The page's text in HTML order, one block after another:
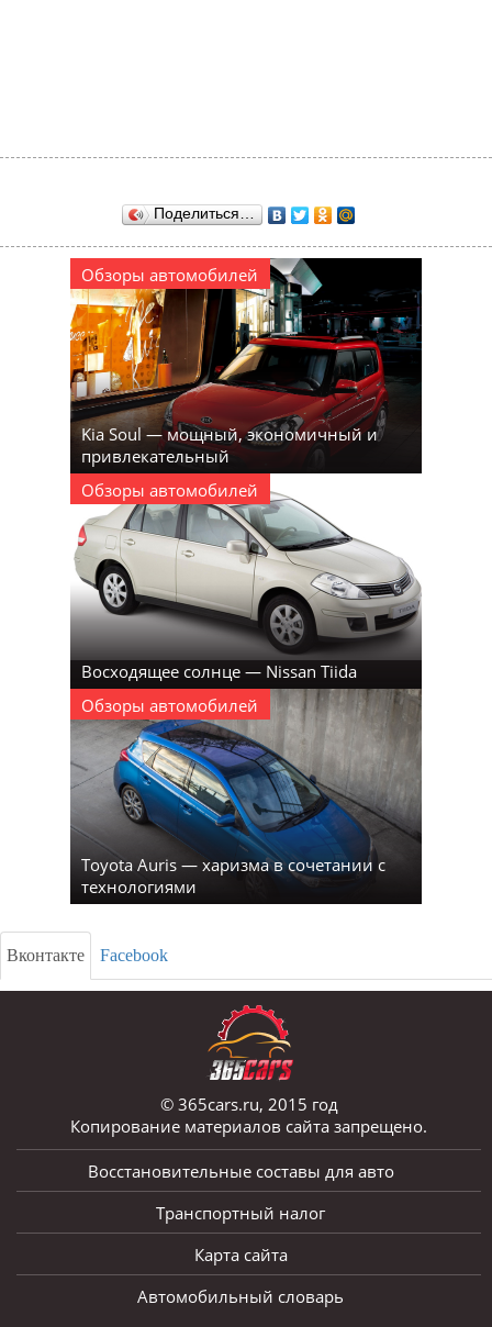
Поделиться…
Обзоры автомобилей
Kia Soul — мощный, экономичный и
привлекательный
Обзоры автомобилей
Восходящее солнце — Nissan Tiida
Обзоры автомобилей
Toyota Auris — харизма в сочетании с
технологиями
Вконтакте Facebook
© 365cars.ru, 2015 год
Копирование материалов сайта запрещено.
Восстановительные составы для авто
Транспортный налог
Карта сайта
Автомобильный словарь